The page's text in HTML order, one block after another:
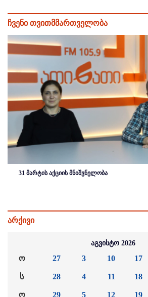
ჩვენი თვითმმართველობა
31 მარტის აქციის მნიშვნელობა
არქივი
აგვისტო 2026
ო
ს
ო
27
28
29
3
4
5
10
11
12
17
18
19